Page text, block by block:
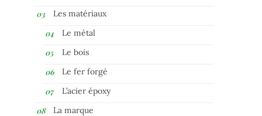
Les matériaux
Le métal
Le bois
Le fer forgé
L’acier époxy
La marque